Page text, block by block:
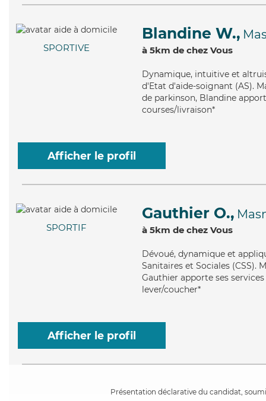
SPORTIVE
Blandine W.,
à 5km de chez Vous
Dynamique, intuitive et
d'Etat d'aide-soignant (AS).
de parkinson, Blandine
courses/livraison*
Afficher le profil
SPORTIF
Gauthier O.,
à 5km de chez Vous
Dévoué, dynamique et
Sanitaires et Sociales (CSS).
Gauthier apporte ses
lever/coucher*
Afficher le profil
Présentation déclarative du candidat,